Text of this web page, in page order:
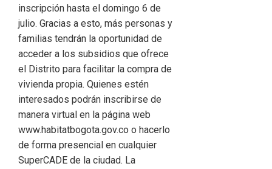
inscripción hasta el domingo 6 de
julio. Gracias a esto, más personas y
familias tendrán la oportunidad de
acceder a los subsidios que ofrece
el Distrito para facilitar la compra de
vivienda propia. Quienes estén
interesados podrán inscribirse de
manera virtual en la página web
www.habitatbogota.gov.co o hacerlo
de forma presencial en cualquier
SuperCADE de la ciudad. La